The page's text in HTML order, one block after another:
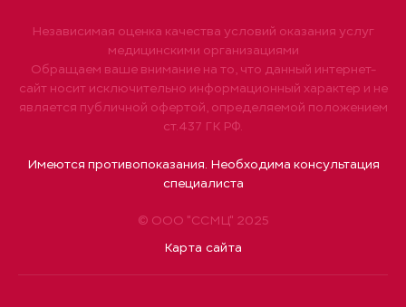
© ООО "ССМЦ" 2025
Карта сайта
Независимая оценка качества условий оказания услуг
медицинскими организациями
Обращаем ваше внимание на то, что данный интернет-
сайт носит исключительно информационный характер и не
является публичной офертой, определяемой положением
ст.437 ГК РФ.
Имеются противопоказания. Необходима консультация
специалиста